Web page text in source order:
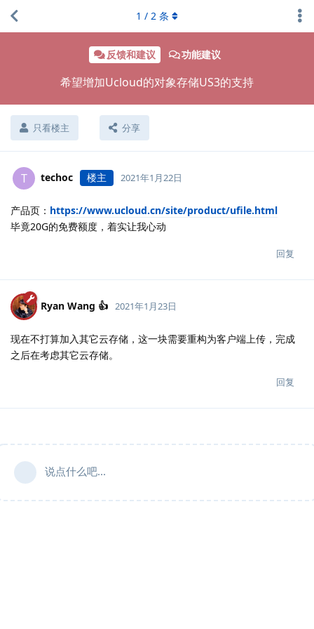
反馈和建议 功能建议
希望增加Ucloud的对象存储US3的支持
只看楼主 分享
1 / 2 条
T techoc 楼主 2021年1月22日
产品页： https://www.ucloud.cn/site/product/ufile.html
毕竟20G的免费额度，着实让我心动
回复
Ryan Wang 👍 2021年1月23日
现在不打算加入其它云存储，这一块需要重构为客户端上传，完成
之后在考虑其它云存储。
回复
说点什么吧...